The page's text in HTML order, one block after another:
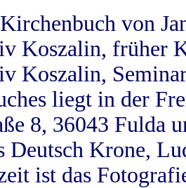
von
Koszalin, früher
Koszalin,
liegt in der
8, 36043 Fulda
Deutsch Krone,
ist das